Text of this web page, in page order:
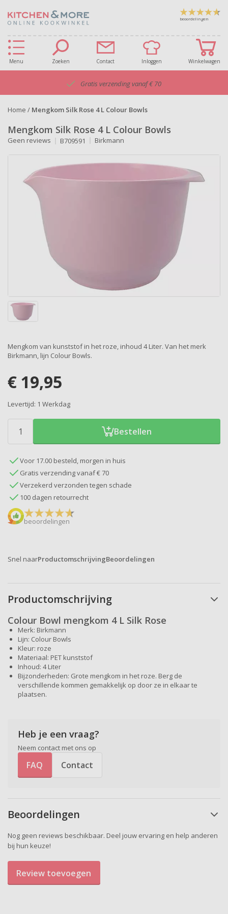
beoordelingen
Menu Zoeken Contact Inloggen Winkelwagen
Gratis verzending vanaf € 70
Home / Mengkom Silk Rose 4 L Colour Bowls
Mengkom Silk Rose 4 L Colour Bowls
Geen reviews B709591 Birkmann
Mengkom van kunststof in het roze, inhoud 4 Liter. Van het merk
Birkmann, lijn Colour Bowls.
€ 19,95
Levertijd: 1 Werkdag
Bestellen
Voor 17.00 besteld, morgen in huis
Gratis verzending vanaf € 70
Verzekerd verzonden tegen schade
100 dagen retourrecht
beoordelingen
Heb je een vraag?
Neem contact met ons op
FAQ Contact
Snel naarProductomschrijvingBeoordelingen
Productomschrijving
Colour Bowl mengkom 4 L Silk Rose
Merk: Birkmann
Lijn: Colour Bowls
Kleur: roze
Materiaal: PET kunststof
Inhoud: 4 Liter
Bijzonderheden: Grote mengkom in het roze. Berg de
verschillende kommen gemakkelijk op door ze in elkaar te
plaatsen.
Beoordelingen
Nog geen reviews beschikbaar. Deel jouw ervaring en help anderen
bij hun keuze!
Review toevoegen